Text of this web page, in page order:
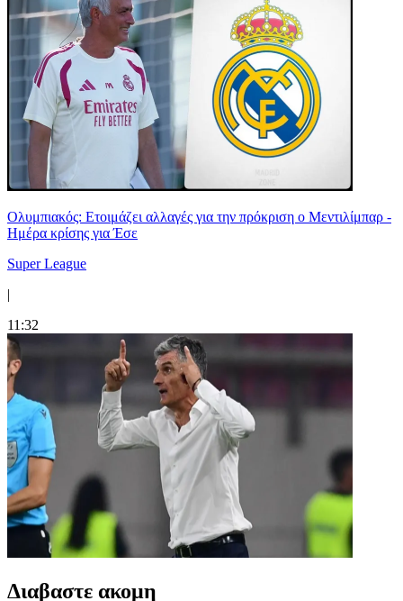
Ολυμπιακός: Ετοιμάζει αλλαγές για την πρόκριση ο Μεντιλίμπαρ -
Ημέρα κρίσης για Έσε
Super League
|
11:32
Διαβαστε ακομη